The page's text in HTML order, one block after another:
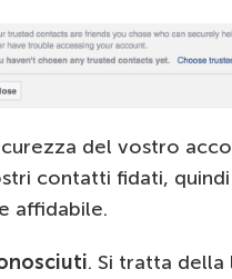
del vostro
contatti fidati, quindi
affidabile.
. Si tratta della